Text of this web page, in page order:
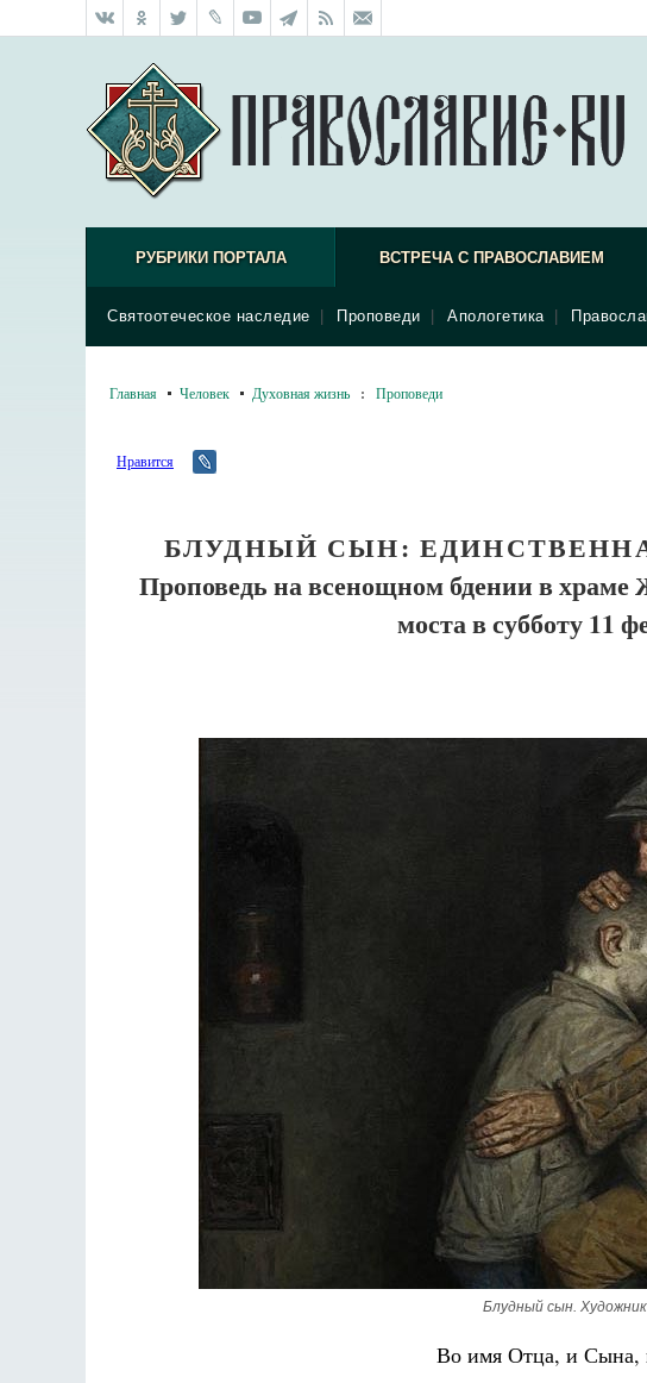
РУБРИКИ ПОРТАЛА ВСТРЕЧА С ПРАВОСЛАВИЕМ
Святоотеческое наследие Проповеди Апологетика
Главная Человек Духовная жизнь : Проповеди
Нравится
БЛУДНЫЙ СЫН:
Проповедь на всенощном бдении в
моста в субботу 11
Блудный сын.
Во имя Отца, и Сына,
Как найти своё
Кирилл